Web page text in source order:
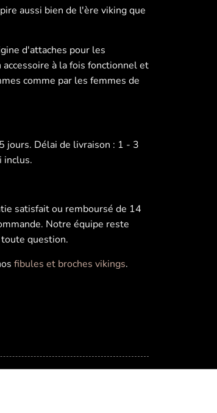
aussi bien de l'ère viking que
d'attaches pour les
à la fois fonctionnel et
comme par les femmes de
jours. Délai de livraison : 1 - 3
inclus.
satisfait ou remboursé de 14
Notre équipe reste
question.
fibules et broches vikings.